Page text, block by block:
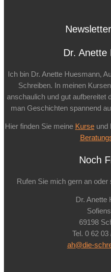
Dr. Anette
Ich bin Dr. Anette Huesmann,
Schreiben. In meinen
anschaulich und gut aufbereitet
man Geschichten spannend
Hier finden Sie meine Kurse und
Noch
Rufen Sie mich gern an
Dr. Anette
69198
Tel. 0 62
ah@die-